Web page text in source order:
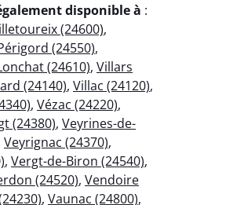
disponible à :
(24600),
(24550),
(24610), Villars
(24140), Villac (24120),
, Vézac (24220),
(24380), Veyrines-de-
Veyrignac (24370),
, Vergt-de-Biron (24540),
(24520), Vendoire
, Vaunac (24800),